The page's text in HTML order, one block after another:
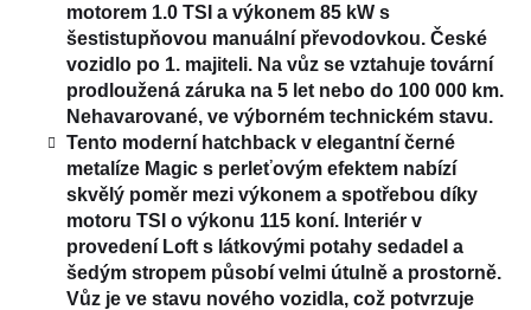
motorem 1.0 TSI a výkonem 85 kW s
šestistupňovou manuální převodovkou. České
vozidlo po 1. majiteli. Na vůz se vztahuje tovární
prodloužená záruka na 5 let nebo do 100 000 km.
Nehavarované, ve výborném technickém stavu.
Tento moderní hatchback v elegantní černé
metalíze Magic s perleťovým efektem nabízí
skvělý poměr mezi výkonem a spotřebou díky
motoru TSI o výkonu 115 koní. Interiér v
provedení Loft s látkovými potahy sedadel a
šedým stropem působí velmi útulně a prostorně.
Vůz je ve stavu nového vozidla, což potvrzuje